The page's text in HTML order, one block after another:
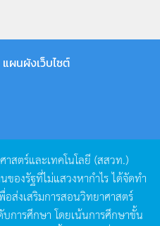
แผนผังเว็บไซต์
สตร์และเทคโนโลยี (สสวท.)
ของรัฐที่ไม่แสวงหากำไรได้จัดทำ
อส่งเสริมการสอนวิทยาศาสตร์
การศึกษา โดยเน้นการศึกษาขั้น